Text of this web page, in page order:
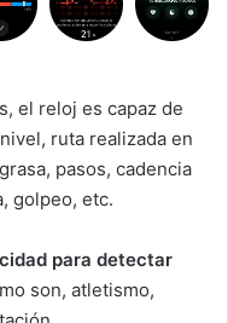
el reloj es capaz de
ruta realizada en
pasos, cadencia
golpeo, etc.
para detectar
son, atletismo,